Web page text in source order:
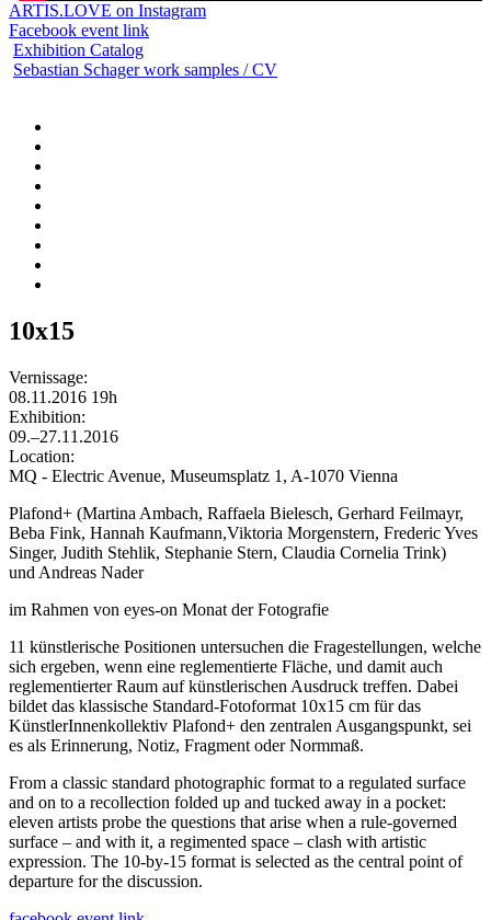
ARTIS.LOVE on Instagram
Facebook event link
Exhibition Catalog
Sebastian Schager work samples / CV
10x15
Vernissage:
08.11.2016 19h
Exhibition:
09.–27.11.2016
Location:
MQ - Electric Avenue, Museumsplatz 1, A-1070 Vienna
Plafond+ (Martina Ambach, Raffaela Bielesch, Gerhard Feilmayr,
Beba Fink, Hannah Kaufmann,Viktoria Morgenstern, Frederic Yves
Singer, Judith Stehlik, Stephanie Stern, Claudia Cornelia Trink)
und Andreas Nader
im Rahmen von eyes-on Monat der Fotografie
11 künstlerische Positionen untersuchen die Fragestellungen, welche
sich ergeben, wenn eine reglementierte Fläche, und damit auch
reglementierter Raum auf künstlerischen Ausdruck treffen. Dabei
bildet das klassische Standard-Fotoformat 10x15 cm für das
KünstlerInnenkollektiv Plafond+ den zentralen Ausgangspunkt, sei
es als Erinnerung, Notiz, Fragment oder Normmaß.
From a classic standard photographic format to a regulated surface
and on to a recollection folded up and tucked away in a pocket:
eleven artists probe the questions that arise when a rule-governed
surface – and with it, a regimented space – clash with artistic
expression. The 10-by-15 format is selected as the central point of
departure for the discussion.